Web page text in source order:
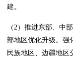
建。
（2）推进东部、中
部地区优化升级。强
民族地区、边疆地区